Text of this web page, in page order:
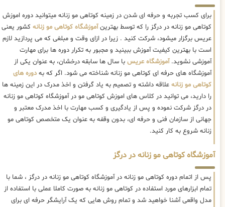
برای کسب تجربه و حرفه ای شدن در زمینه کوتاهی مو زنانه میتوانید دوره اموزش
کوتاهی مو زنانه در درگز را که توسط بهترینآموزشگاه کوتاهی مو زنانهکشور یعنی
عریس برگزار میشود، شرکت کنید . زیرا در ازای وقت و مبلغی که می پردازید لازم
است با بهترین کیفیت آموزش ببینید و مجبور به تکرار دوره ها برای مهارت
آموزشی نشوید.آموزشگاه عریسبا سال ها سابقه درخشان، به عنوان یکی از
آموزشگاه های حرفه ای کوتاهی مو زنانه شناخته می شود. اگر که بهدوره های
کوتاهی مو زنانهعلاقه داشته و تصمیم به یاد گرفتن و اخذ مدرک در این زمینه ها
را دارید، می توانید در کلاس های اموزش کوتاهی مو در آموزشگاه کوتاهی مو زنانه
در درگز شرکت نموده و پس از یادگیری و کسب مهارت با اخذ مدرک معتبر و
جهانی از سازمان فنی و حرفه ای، بدون وقفه به عنوان یک متخصص کوتاهی مو
زنانه شروع به کار کنید.
آموزشگاه کوتاهی مو زنانه در درگز
پس از اتمام دوره کوتاهی مو زنانه در آموزشگاه کوتاهی مو زنانه در درگز ، شما با
تمام ابزارهای مورد استفاده در کوتاهی مو زنانه به صورت کاملا عملی با استفاده از
مدل واقعی آشنا خواهید شد و تمام روش هایی که یک آرایشگر حرفه ای برای